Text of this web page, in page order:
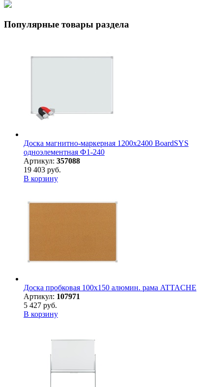
Популярные товары раздела
Доска магнитно-маркерная 1200х2400 BoardSYS
одноэлементная Ф1-240
Артикул: 357088
19 403 руб.
В корзину
Доска пробковая 100х150 алюмин. рама ATTACHE
Артикул: 107971
5 427 руб.
В корзину